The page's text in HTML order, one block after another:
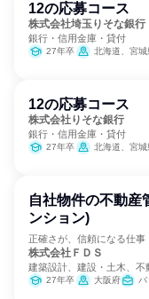
12の応募コース
株式会社埼玉りそな銀行
銀行・信用金庫・貸付
27年卒 北海道、宮城県、茨城県、栃木県、群馬県、埼玉県、千葉県、東京都、神奈川県、新潟県、山梨県
12の応募コース
株式会社りそな銀行
銀行・信用金庫・貸付
27年卒 北海道、宮城県、茨城県、栃木県、群馬県、埼玉県、千葉県、東京都、神奈川県、新潟県、山梨県
自社物件の不動産
ンション)
正確さが、信頼になる仕事
株式会社ＦＤＳ
建築設計、建設・土木、不
27年卒 大阪府